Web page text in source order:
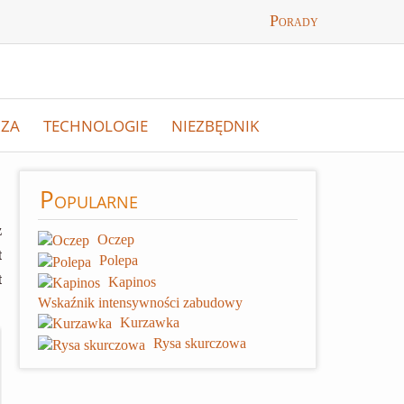
Porady
TECHNOLOGIE NIEZBĘDNIK
Popularne
Oczep
Polepa
Kapinos
Wskaźnik intensywności zabudowy
Kurzawka
Rysa skurczowa